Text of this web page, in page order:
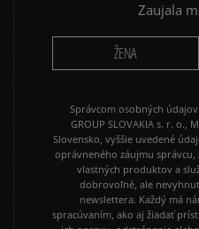
Zaujala
ŽENA
Správcom osobných údajov
GROUP SLOVAKIA s. r. o.,
Slovensko, vyššie uvedené
oprávneného záujmu
vlastných produktov a
dobrovoľné, ale
newslettera. Každý má
spracúvaním, ako aj žiadať